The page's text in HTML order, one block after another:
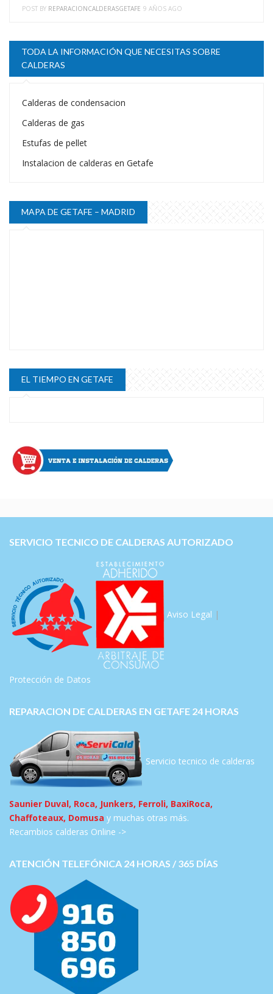
POST BY REPARACIONCALDERASGETAFE 9 AÑOS AGO
TODA LA INFORMACIÓN QUE NECESITAS SOBRE
CALDERAS
Calderas de condensacion
Calderas de gas
Estufas de pellet
Instalacion de calderas en Getafe
MAPA DE GETAFE – MADRID
EL TIEMPO EN GETAFE
SERVICIO TECNICO DE CALDERAS AUTORIZADO
Aviso Legal |
Protección de Datos
REPARACION DE CALDERAS EN GETAFE 24 HORAS
Servicio tecnico de calderas
Saunier Duval, Roca, Junkers, Ferroli, BaxiRoca,
Chaffoteaux, Domusa y muchas otras más.
Recambios calderas Online ->
ATENCIÓN TELEFÓNICA 24 HORAS / 365 DÍAS